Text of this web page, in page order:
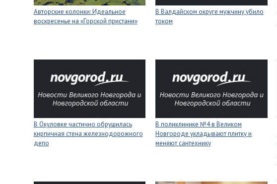
Авторские колонки: Идеальное
воскресенье на «Горской пристани»
В Валдайском округе мужчину убило
током
В Окуловке частично обрушилась
кирпичная стена железнодорожного
депо
В поликлинике №4 в Великом
Новгороде укладывают плитку и
меняют сантехнику